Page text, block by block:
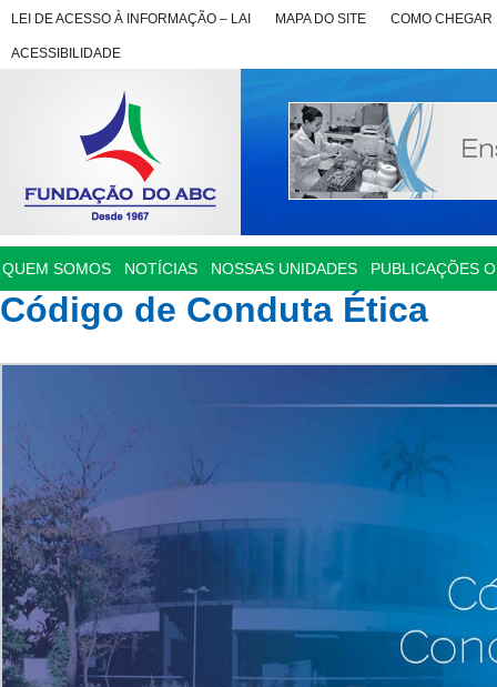
LEI DE ACESSO À INFORMAÇÃO – LAI MAPA DO SITE COMO CHEGAR
ACESSIBILIDADE
QUEM SOMOS NOTÍCIAS NOSSAS UNIDADES PUBLICAÇÕES
Código de Conduta Ética